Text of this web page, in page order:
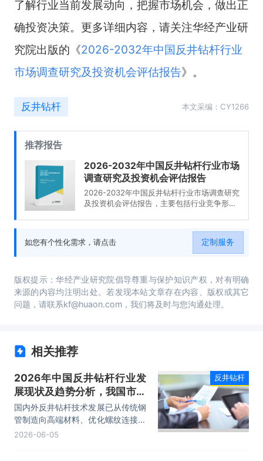
了解行业当前发展动向，把握市场机会，做出正
确投资决策。更多详细内容，请关注华经产业研
究院出版的《2026-2032年中国反井钻杆行业
市场调查研究及投资机会评估报告》。
反井钻杆 本文采编：CY1266
推荐报告
2026-2032年中国反井钻杆行业市场
调查研究及投资机会评估报告
2026-2032年中国反井钻杆行业市场调查研究
及投资机会评估报告，主要包括行业竞争形势
如您有个性化需求，请点击
定制服务
版权提示：华经产业研究院倡导尊重与保护知识产权，对有明确
来源的内容均注明出处。若发现本站文章存在内容、版权或其它
问题，请联系kf@huaon.com，我们将及时与您沟通处理。
相关推荐
2026年中国反井钻杆行业发
展现状及趋势分析，我国市场
引领全球增长，本土企业加速
出海「图」
国内外反井钻杆技术发展已从传统钢
管制造向高端材料、优化螺纹连接技
术发展，如高强度材料、特种热处
2026-06-05
反井钻杆